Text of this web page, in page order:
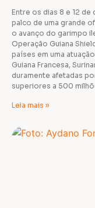
Entre os dias 8 e 12
palco de uma grande
o avanço do garimpo
Operação Guiana
países em uma
Guiana Francesa,
duramente afetadas
superiores a 500
Leia mais »